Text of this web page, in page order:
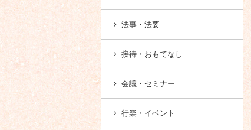
法事・法要
接待・おもてなし
会議・セミナー
行楽・イベント